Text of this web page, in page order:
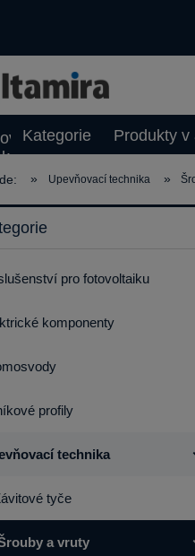
Kategorie Produkty v
» Upevňovací technika »
pro fotovoltaiku
komponenty
profily
technika
tyče
a vruty